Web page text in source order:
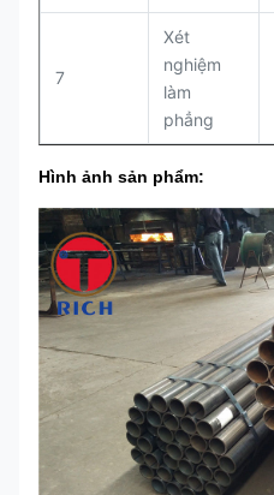
7
Xét
nghiệm
làm
phẳng
Hình ảnh sản phẩm: